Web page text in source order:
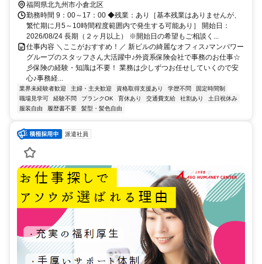
福岡県北九州市小倉北区
勤務時間 9：00～17：00 ◆残業：あり［基本残業はありませんが、
繁忙期に月5～10時間程度範囲内で発生する可能あり］ 開始日：
2026/08/24 長期（２ヶ月以上） ※開始日の希望もご相談く...
仕事内容 ＼ここがおすすめ！／ 新ビルの綺麗なオフィス♪マンパワー
グループのスタッフさん大活躍中♪外資系保険会社で事務のお仕事☆
彡保険の経験・知識は不要！ 業務は少しずつお任せしていくので安
心♪事務経...
業界未経験者歓迎 主婦・主夫歓迎 資格取得支援あり 学歴不問
固定時間制
職場見学可
経験不問 ブランクOK 育休あり 交通費支給 社割あり
土日祝休み
服装自由
履歴書不要 髪型・髪色自由
派遣社員